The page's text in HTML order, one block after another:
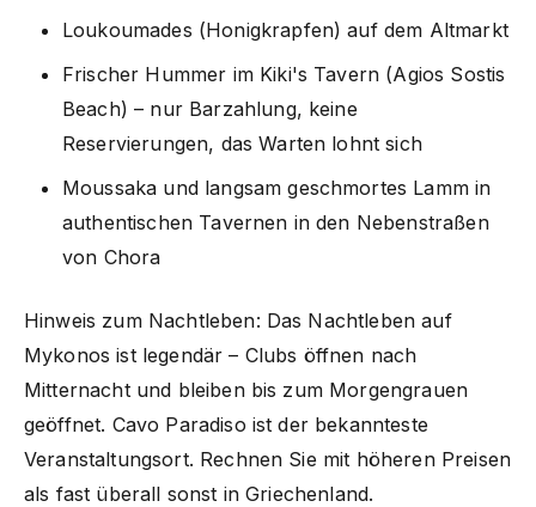
Loukoumades (Honigkrapfen) auf dem Altmarkt
Frischer Hummer im Kiki's Tavern (Agios Sostis
Beach) – nur Barzahlung, keine
Reservierungen, das Warten lohnt sich
Moussaka und langsam geschmortes Lamm in
authentischen Tavernen in den Nebenstraßen
von Chora
Hinweis zum Nachtleben: Das Nachtleben auf
Mykonos ist legendär – Clubs öffnen nach
Mitternacht und bleiben bis zum Morgengrauen
geöffnet. Cavo Paradiso ist der bekannteste
Veranstaltungsort. Rechnen Sie mit höheren Preisen
als fast überall sonst in Griechenland.